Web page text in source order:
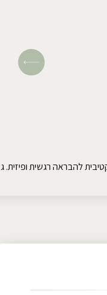
להבראה רגשית ופיזית.